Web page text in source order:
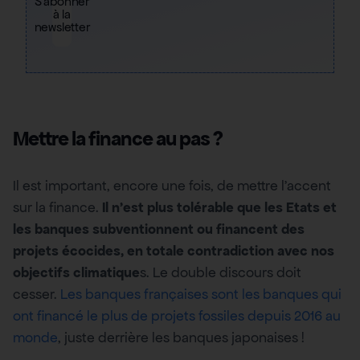
à la
newsletter
Mettre la finance au pas ?
Il est important, encore une fois, de mettre l’accent
sur la finance. Il n’est plus tolérable que les Etats et
les banques subventionnent ou financent des
projets écocides, en totale contradiction avec nos
objectifs climatiques. Le double discours doit
cesser. Les banques françaises sont les banques qui
ont financé le plus de projets fossiles depuis 2016 au
monde, juste derrière les banques japonaises !